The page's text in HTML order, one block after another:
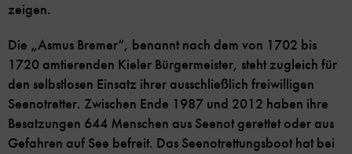
zeigen.
Die „Asmus Bremer“, benannt nach dem von 1702 bis
1720 amtierenden Kieler Bürgermeister, steht zugleich für
den selbstlosen Einsatz ihrer ausschließlich freiwilligen
Seenotretter. Zwischen Ende 1987 und 2012 haben ihre
Besatzungen 644 Menschen aus Seenot gerettet oder aus
Gefahren auf See befreit. Das Seenotrettungsboot hat bei